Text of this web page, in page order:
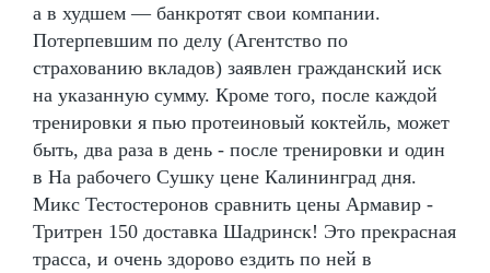
а в худшем — банкротят свои компании.
Потерпевшим по делу (Агентство по
страхованию вкладов) заявлен гражданский иск
на указанную сумму. Кроме того, после каждой
тренировки я пью протеиновый коктейль, может
быть, два раза в день - после тренировки и один
в На рабочего Сушку цене Калининград дня.
Микс Тестостеронов сравнить цены Армавир -
Тритрен 150 доставка Шадринск! Это прекрасная
трасса, и очень здорово ездить по ней в